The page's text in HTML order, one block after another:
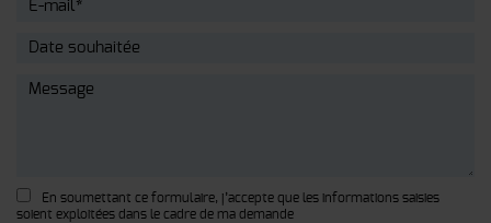
En soumettant ce formulaire, j’accepte que les informations saisies
soient exploitées dans le cadre de ma demande